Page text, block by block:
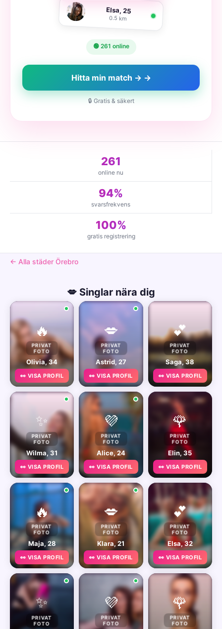
Elsa, 25
0.5 km
🟢 261 online
Hitta min match → →
🔒 Gratis & säkert
261
online nu
94%
svarsfrekvens
100%
gratis registrering
← Alla städer Örebro
💋 Singlar nära dig
🔥
PRIVAT
FOTO
Olivia, 34
👀 VISA PROFIL
💋
PRIVAT
FOTO
Astrid, 27
👀 VISA PROFIL
💕
PRIVAT
FOTO
Saga, 38
👀 VISA PROFIL
✨
PRIVAT
FOTO
Wilma, 31
👀 VISA PROFIL
💜
PRIVAT
FOTO
Alice, 24
👀 VISA PROFIL
🌹
PRIVAT
FOTO
Elin, 35
👀 VISA PROFIL
🔥
PRIVAT
FOTO
Maja, 28
👀 VISA PROFIL
💋
PRIVAT
FOTO
Klara, 21
👀 VISA PROFIL
💕
PRIVAT
FOTO
Elsa, 32
👀 VISA PROFIL
✨
PRIVAT
FOTO
💜
PRIVAT
FOTO
🌹
PRIVAT
FOTO